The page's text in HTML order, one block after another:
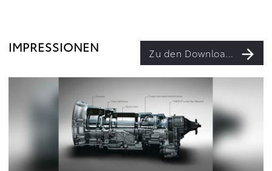
IMPRESSIONEN Zu den Downloads